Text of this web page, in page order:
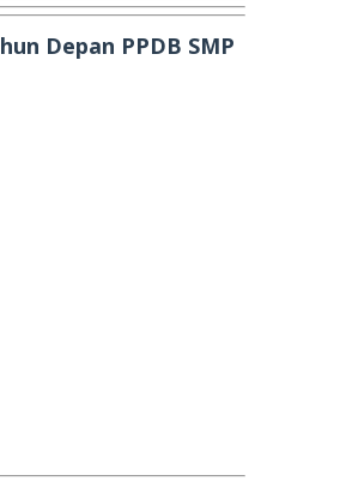
Depan PPDB SMP